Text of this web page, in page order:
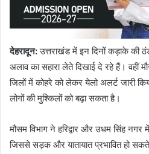
देहरादून:उत्तराखंड में इन दिनों कड़ाके की
अलाव का सहारा लेते दिखाई दे रहे हैं। वहीं
जिलों में कोहरे को लेकर येलो अलर्ट जारी
लोगों की मुश्किलों को बढ़ा सकता है।
मौसम विभाग ने हरिद्वार और उधम सिंह
जिससे सड़क और यातायात प्रभावित हो